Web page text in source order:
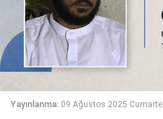
Yayınlanma: 09 Ağustos 2025